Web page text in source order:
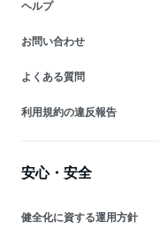
ヘルプ
お問い合わせ
よくある質問
利用規約の違反報告
安心・安全
健全化に資する運用方針